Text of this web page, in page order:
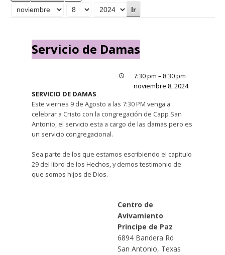
Mes
Día
Año
Servicio de Damas
7:30 pm – 8:30 pm
noviembre 8, 2024
SERVICIO DE DAMAS
Este viernes 9 de Agosto a las 7:30 PM venga a
celebrar a Cristo con la congregación de Capp San
Antonio, el servicio esta a cargo de las damas pero es
un servicio congregacional.
Sea parte de los que estamos escribiendo el capitulo
29 del libro de los Hechos, y demos testimonio de
que somos hijos de Dios.
Centro de
Avivamiento
Principe de Paz
6894 Bandera Rd
San Antonio, Texas